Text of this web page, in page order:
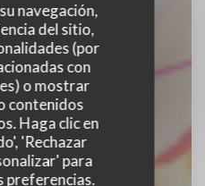
navegación,
del sitio,
(por
con
o mostrar
contenidos
Haga clic en
'Rechazar
para
preferencias.
|BRUXELLES